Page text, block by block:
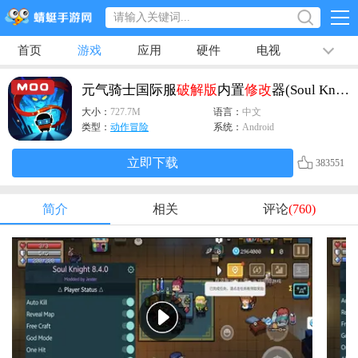
首页 游戏 应用 硬件 电视 排行榜
专题
元气骑士国际服破解版内置修改器(Soul Knight)
大小： 727.7M 语言： 中文
类型： 动作冒险 系统： Android
立即下载 383551
简介 相关 评论(760)